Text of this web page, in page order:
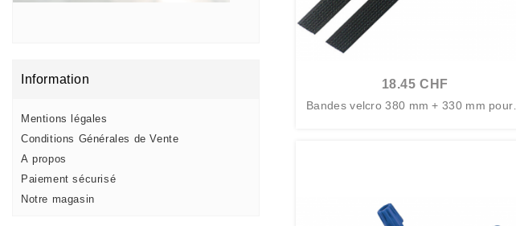
Information
Mentions légales
Conditions Générales de Vente
A propos
Paiement sécurisé
Notre magasin
18.45 CHF
Bandes velcro 380 mm + 330 mm pour